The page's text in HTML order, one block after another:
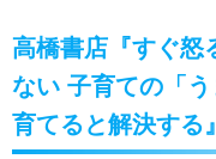
高橋書店『すぐ怒
ない 子育ての「
育てると解決する